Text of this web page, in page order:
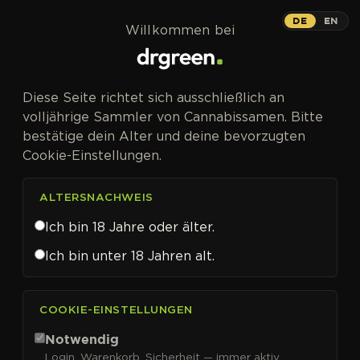
Dutch Passion
DE EN
Willkommen bei
Diese Seite richtet sich ausschließlich an
volljährige Sammler von Cannabissamen. Bitte
bestätige dein Alter und deine bevorzugten
Cookie-Einstellungen.
ALTERSNACHWEIS
Ich bin 18 Jahre oder älter.
Ich bin unter 18 Jahren alt.
COOKIE-EINSTELLUNGEN
Notwendig
Login, Warenkorb, Sicherheit — immer aktiv.